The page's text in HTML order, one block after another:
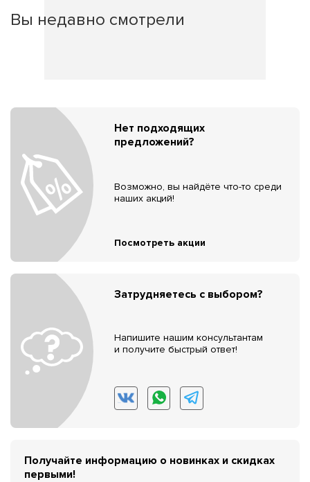
Вы недавно смотрели
Нет подходящих
предложений?
Возможно, вы найдёте что-то среди
наших акций!
Посмотреть акции
Затрудняетесь с выбором?
Напишите нашим консультантам
и получите быстрый ответ!
Получайте информацию о новинках и скидках
первыми!